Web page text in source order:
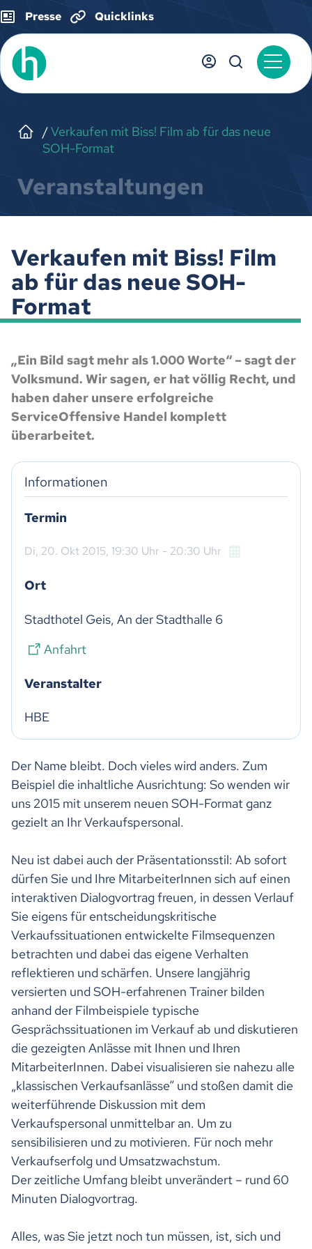
Presse Quicklinks
Verkaufen mit Biss! Film ab für das neue
SOH-Format
Veranstaltungen
Verkaufen mit Biss! Film
ab für das neue SOH-
Format
„Ein Bild sagt mehr als 1.000 Worte“ – sagt der
Volksmund. Wir sagen, er hat völlig Recht, und
haben daher unsere erfolgreiche
ServiceOffensive Handel komplett
überarbeitet.
Der Name bleibt. Doch vieles wird anders. Zum
Beispiel die inhaltliche Ausrichtung: So wenden wir
uns 2015 mit unserem neuen SOH-Format ganz
gezielt an Ihr Verkaufspersonal.
Neu ist dabei auch der Präsentationsstil: Ab sofort
dürfen Sie und Ihre MitarbeiterInnen sich auf einen
interaktiven Dialogvortrag freuen, in dessen Verlauf
Sie eigens für entscheidungskritische
Verkaufssituationen entwickelte Filmsequenzen
betrachten und dabei das eigene Verhalten
reflektieren und schärfen. Unsere langjährig
versierten und SOH-erfahrenen Trainer bilden
anhand der Filmbeispiele typische
Gesprächssituationen im Verkauf ab und diskutieren
die gezeigten Anlässe mit Ihnen und Ihren
MitarbeiterInnen. Dabei visualisieren sie nahezu alle
„klassischen Verkaufsanlässe“ und stoßen damit die
weiterführende Diskussion mit dem
Verkaufspersonal unmittelbar an. Um zu
sensibilisieren und zu motivieren. Für noch mehr
Verkaufserfolg und Umsatzwachstum.
Der zeitliche Umfang bleibt unverändert – rund 60
Minuten Dialogvortrag.
Alles, was Sie jetzt noch tun müssen, ist, sich und
Informationen
Termin
Di, 20. Okt 2015, 19:30 Uhr - 20:30 Uhr
Ort
Stadthotel Geis, An der Stadthalle 6
Anfahrt
Veranstalter
HBE